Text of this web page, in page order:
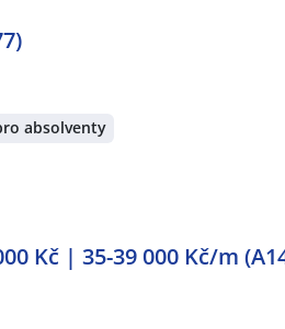
absolventy
Kč | 35-39 000 Kč/m